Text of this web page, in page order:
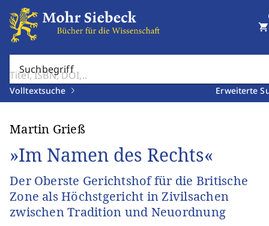
Suchbegriff
Volltextsuche Erweiterte
shopping_cart
Martin Grieß
»Im Namen des Rechts«
Der Oberste Gerichtshof für die Britische
Zone als Höchstgericht in Zivilsachen
zwischen Tradition und Neuordnung